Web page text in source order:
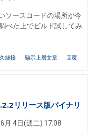
ソースコードの場所が今
べた上でビルド試してみ
鏈接 顯示上層文章 回覆
リリース版バイナリ
月 4日(週二) 17:08